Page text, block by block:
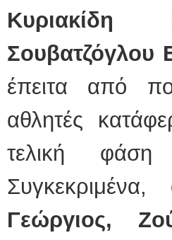
Κυριακίδη
Σουβατζόγλου
έπειτα από
αθλητές
τελική φάση
Γεώργιος,